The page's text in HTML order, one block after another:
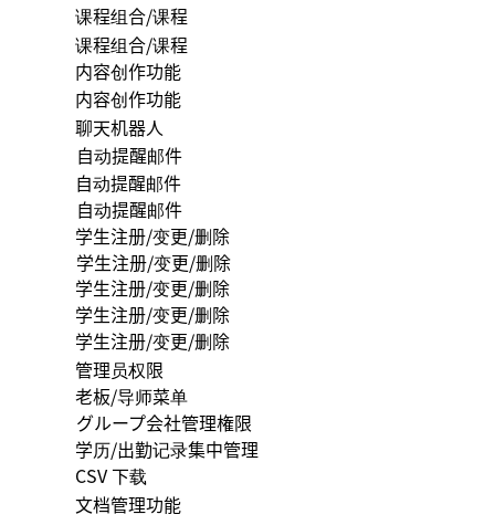
课程组合/课程
课程组合/课程
内容创作功能
内容创作功能
聊天机器人
自动提醒邮件
自动提醒邮件
自动提醒邮件
学生注册/变更/删除
学生注册/变更/删除
学生注册/变更/删除
学生注册/变更/删除
学生注册/变更/删除
管理员权限
老板/导师菜单
グループ会社管理権限
学历/出勤记录集中管理
CSV 下载
文档管理功能